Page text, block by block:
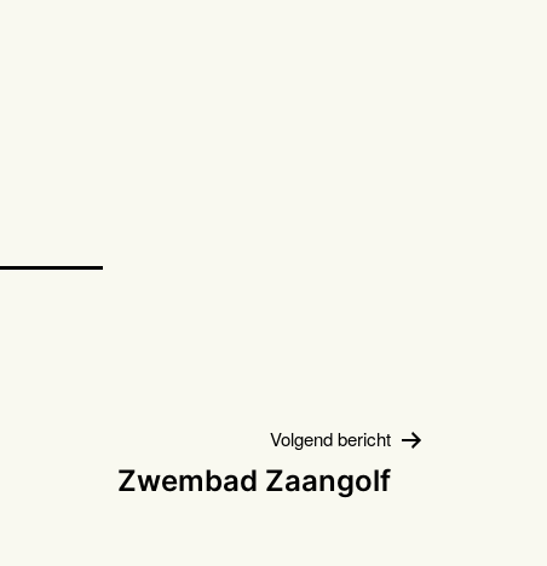
Volgend bericht
Zwembad Zaangolf